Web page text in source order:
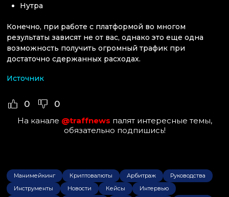
Нутра
Конечно, при работе с платформой во многом
результаты зависят не от вас, однако это еще одна
возможность получить огромный трафик при
достаточно сдержанных расходах.
Источник
0 0
На канале @traffnews палят интересные темы,
обязательно подпишись!
Манимейкинг Криптовалюты Арбитраж
Руководства
Инструменты
Новости Кейсы
Интервью